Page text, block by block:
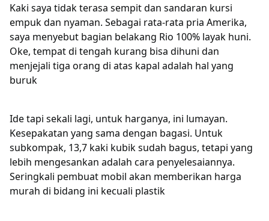
Kaki saya tidak terasa sempit dan sandaran kursi
empuk dan nyaman. Sebagai rata-rata pria Amerika,
saya menyebut bagian belakang Rio 100% layak huni.
Oke, tempat di tengah kurang bisa dihuni dan
menjejali tiga orang di atas kapal adalah hal yang
buruk
Ide tapi sekali lagi, untuk harganya, ini lumayan.
Kesepakatan yang sama dengan bagasi. Untuk
subkompak, 13,7 kaki kubik sudah bagus, tetapi yang
lebih mengesankan adalah cara penyelesaiannya.
Seringkali pembuat mobil akan memberikan harga
murah di bidang ini kecuali plastik